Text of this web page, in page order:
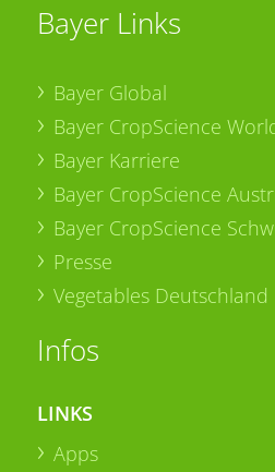
Bayer Links
Bayer Global
Bayer CropScience
Bayer Karriere
Bayer CropScience
Bayer CropScience
Presse
Vegetables Deutschland
Infos
LINKS
Apps